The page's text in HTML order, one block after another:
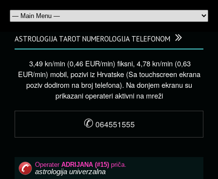
ASTROLOGIJA TAROT NUMEROLOGIJA TELEFONOM
3,49 kn/min (0,46 EUR/min) fiksni, 4,78 kn/min (0,63
EUR/min) mobil, pozivi iz Hrvatske (Sa touchscreen ekrana
poziv dodirom na broj telefona). Na donjem ekranu su
prikazani operateri aktivni na mreži
✆ 064551555